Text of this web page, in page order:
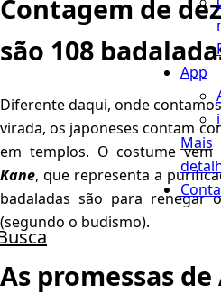
App
Mais
Contagem de
são 108
Diferente daqui, onde
virada, os japoneses contam
em templos. O costume
Kane, que representa a
badaladas são para renegar
(segundo o budismo).
As promessas